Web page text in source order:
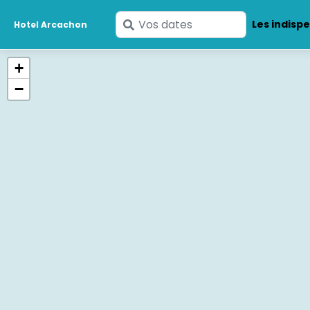
Hotel Arcachon
Saisissez
vos
Les
+
−